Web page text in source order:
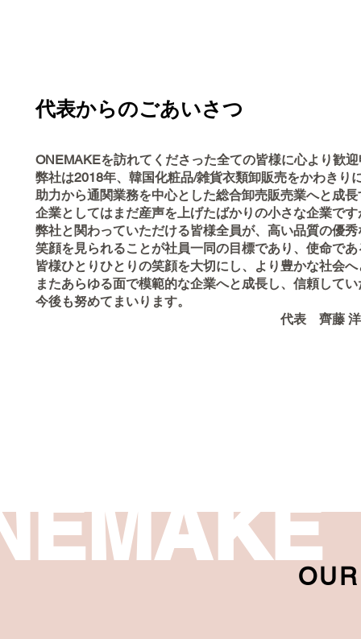
代表からのごあいさつ
ONEMAKEを訪れてくださった全ての皆様に心より歓
弊社は2018年、韓国化粧品/雑貨衣類卸販売をかわきり
助力から通関業務を中心とした総合卸売販売業へと成
企業としてはまだ産声を上げたばかりの小さな企業です
弊社と関わっていただける皆様全員が、高い品質の優
笑顔を見られることが社員一同の目標であり、使命で
皆様ひとりひとりの笑顔を大切にし、より豊かな社会
またあらゆる面で模範的な企業へと成長し、信頼して
今後も努めてまいり
代表 齊藤 洋次